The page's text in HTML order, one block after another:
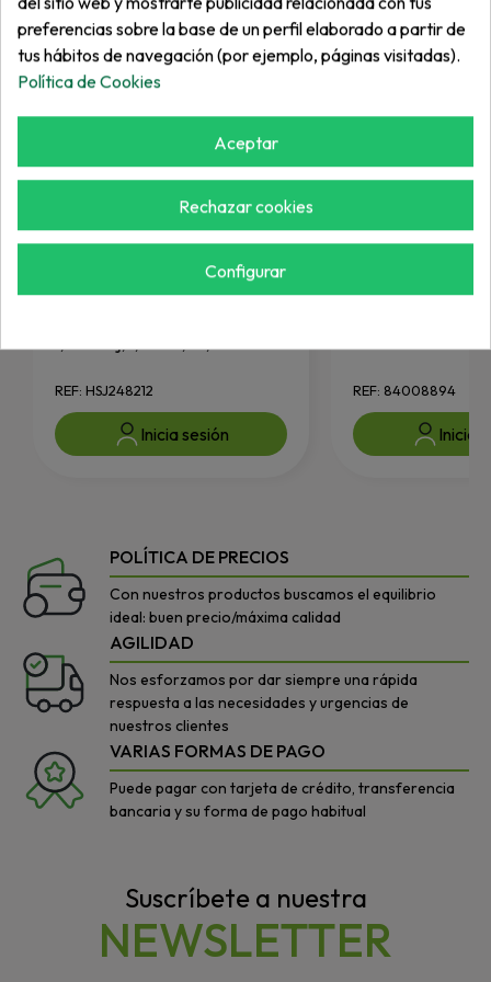
1,25 En Sj, 1,25Ax1,5A, 1Tox12
REF: HSJ248212
Inicia sesión
ARM ASSEMBLY
REF: 84008894
Inicia
POLÍTICA DE PRECIOS
Con nuestros productos buscamos el equilibrio
ideal: buen precio/máxima calidad
AGILIDAD
Nos esforzamos por dar siempre una rápida
respuesta a las necesidades y urgencias de
nuestros clientes
VARIAS FORMAS DE PAGO
Puede pagar con tarjeta de crédito, transferencia
bancaria y su forma de pago habitual
Suscríbete a nuestra
NEWSLETTER
preferencias sobre la base de un perfil elaborado a partir de
tus hábitos de navegación (por ejemplo, páginas visitadas).
Política de Cookies
Aceptar
Rechazar cookies
Configurar